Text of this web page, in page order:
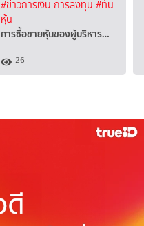
#ข่าวการเงิน การลงทุน #ทัน
หุ้น
การซื้อขายหุ้นของผู้บริหาร…
26